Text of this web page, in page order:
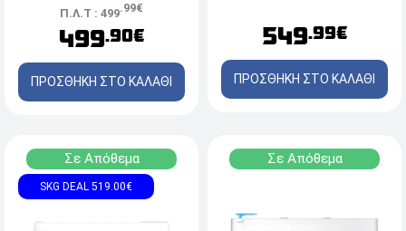
Btu και ενεργειακή κλάση
A++ / A+++
Π.Λ.Τ : 499.99€
499.90€
ΠΡΟΣΘΗΚΗ ΣΤΟ ΚΑΛΑΘΙ
κλάση A++/A+++ - Black
549.99€
ΠΡΟΣΘΗΚΗ ΣΤΟ ΚΑΛΑΘΙ
Σε Απόθεμα
SKG DEAL 519.00€
Σε Απόθεμα